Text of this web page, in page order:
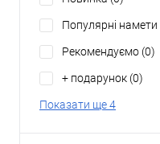
Популярні намети
Рекомендуємо (0)
+ подарунок (0)
Показати ще 4